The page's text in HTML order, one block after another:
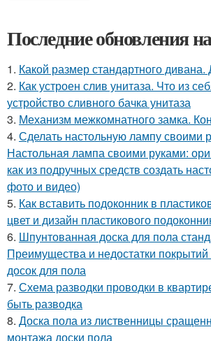
Последние обновления
1. Какой размер стандартного дивана.
2. Как устроен слив унитаза. Что из
устройство сливного бачка унитаза
3. Механизм межкомнатного замка.
4. Сделать настольную лампу своими
Настольная лампа своими руками:
как из подручных средств создать
фото и видео)
5. Как вставить подоконник в
цвет и дизайн пластикового
6. Шпунтованная доска для пола
Преимущества и недостатки
досок для пола
7. Схема разводки проводки в
быть разводка
8. Доска пола из лиственницы
монтажа доски пола